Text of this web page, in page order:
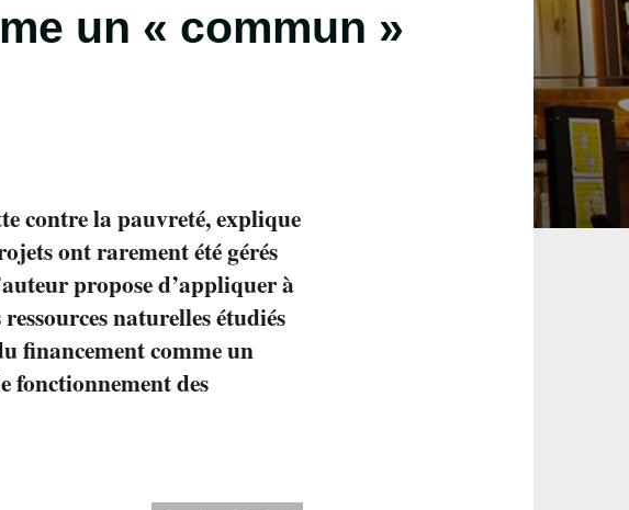
un « commun »
contre la pauvreté, explique
ont rarement été gérés
propose d’appliquer à
naturelles étudiés
financement comme un
fonctionnement des